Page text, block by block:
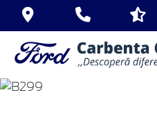
FIESTA